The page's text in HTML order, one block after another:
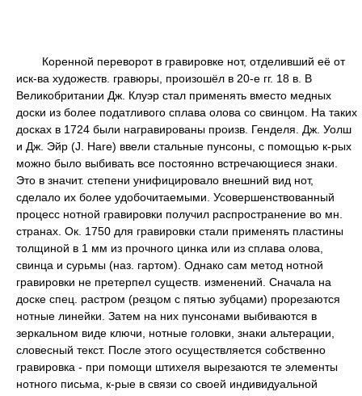
Коренной переворот в гравировке нот, отделивший её от
иск-ва художеств. гравюры, произошёл в 20-е гг. 18 в. В
Великобритании Дж. Клуэр стал применять вместо медных
доски из более податливого сплава олова со свинцом. На таких
досках в 1724 были награвированы произв. Генделя. Дж. Уолш
и Дж. Эйр (J. Hare) ввели стальные пунсоны, с помощью к-рых
можно было выбивать все постоянно встречающиеся знаки.
Это в значит. степени унифицировало внешний вид нот,
сделало их более удобочитаемыми. Усовершенствованный
процесс нотной гравировки получил распространение во мн.
странах. Ок. 1750 для гравировки стали применять пластины
толщиной в 1 мм из прочного цинка или из сплава олова,
свинца и сурьмы (наз. гартом). Однако сам метод нотной
гравировки не претерпел существ. изменений. Сначала на
доске спец. растром (резцом с пятью зубцами) прорезаются
нотные линейки. Затем на них пунсонами выбиваются в
зеркальном виде ключи, нотные головки, знаки альтерации,
словесный текст. После этого осуществляется собственно
гравировка - при помощи штихеля вырезаются те элементы
нотного письма, к-рые в связи со своей индивидуальной